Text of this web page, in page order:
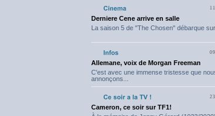
Derniere Cene arrive en salle
La saison 5 de "The Chosen" débarque sur
Allemane, voix de Morgan Freeman
C'est avec une immense tristesse que
annonçons...
Cameron, ce soir sur TF1!